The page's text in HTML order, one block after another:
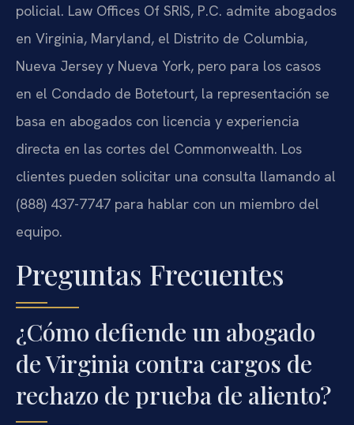
policial. Law Offices Of SRIS, P.C. admite abogados
en Virginia, Maryland, el Distrito de Columbia,
Nueva Jersey y Nueva York, pero para los casos
en el Condado de Botetourt, la representación se
basa en abogados con licencia y experiencia
directa en las cortes del Commonwealth. Los
clientes pueden solicitar una consulta llamando al
(888) 437-7747 para hablar con un miembro del
equipo.
Preguntas Frecuentes
¿Cómo defiende un abogado
de Virginia contra cargos de
rechazo de prueba de aliento?